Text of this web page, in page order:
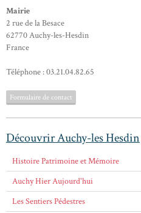
Mairie
2 rue de la Besace
62770 Auchy-les-Hesdin
France
Téléphone : 03.21.04.82.65
Formulaire de contact
Découvrir Auchy-les Hesdin
Histoire Patrimoine et Mémoire
Auchy Hier Aujourd'hui
Les Sentiers Pédestres